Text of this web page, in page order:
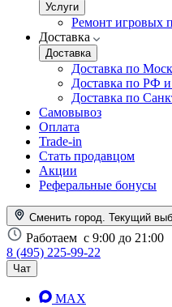
Услуги
Ремонт игровых
Доставка
Доставка
Доставка по
Доставка по РФ
Доставка по
Самовывоз
Оплата
Trade-in
Стать продавцом
Акции
Реферальные бонусы
Сменить город. Текущий
Работаем с 9:00 до 21:00
8 (495) 225-99-22
Чат
MAX